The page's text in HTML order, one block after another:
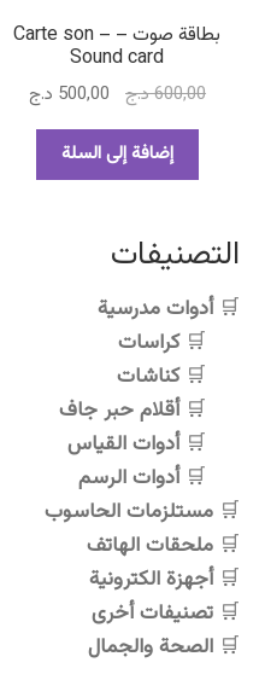
بطاقة صوت – Carte son –
Sound card
600,00د.ج
السعر
الأصلي
هو:
600,00 د.ج.
500,00 د.جالسعر
إضافة إلى السلة
التصنيفات
أدوات مدرسية
كراسات
كناشات
أقلام حبر جاف
أدوات القياس
أدوات الرسم
مستلزمات الحاسوب
ملحقات الهاتف
أجهزة الكترونية
تصنيفات أخرى
الصحة والجمال